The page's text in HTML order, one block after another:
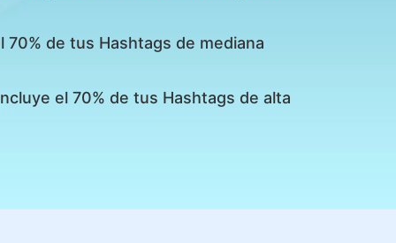
de tus Hashtags de mediana
el 70% de tus Hashtags de alta